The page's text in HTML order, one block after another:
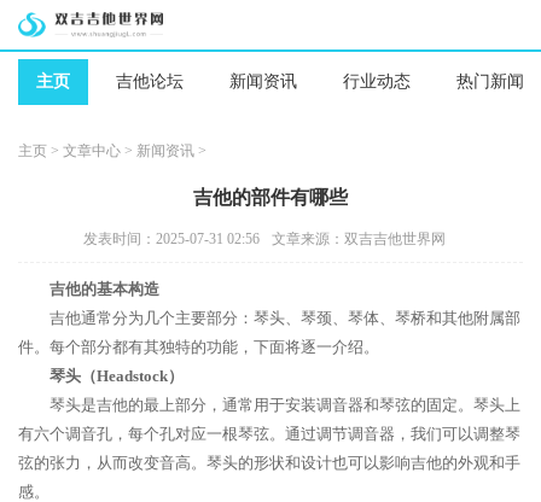
主页 吉他论坛 新闻资讯 行业动态 热门新闻
主页 > 文章中心 > 新闻资讯 >
吉他的部件有哪些
发表时间：2025-07-31 02:56 文章来源：双吉吉他世界网
吉他的基本构造
吉他通常分为几个主要部分：琴头、琴颈、琴体、琴桥和其他附属部
件。每个部分都有其独特的功能，下面将逐一介绍。
琴头（Headstock）
琴头是吉他的最上部分，通常用于安装调音器和琴弦的固定。琴头上
有六个调音孔，每个孔对应一根琴弦。通过调节调音器，我们可以调整琴
弦的张力，从而改变音高。琴头的形状和设计也可以影响吉他的外观和手
感。